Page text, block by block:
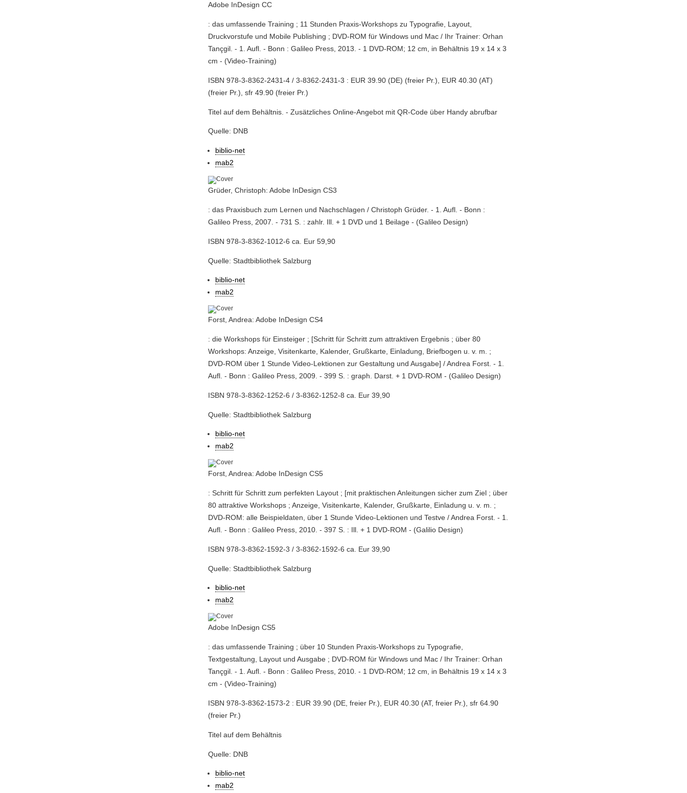
Adobe InDesign CC
: das umfassende Training ; 11 Stunden Praxis-Workshops zu Typografie, Layout,
Druckvorstufe und Mobile Publishing ; DVD-ROM für Windows und Mac / Ihr Trainer: Orhan
Tançgil. - 1. Aufl. - Bonn : Galileo Press, 2013. - 1 DVD-ROM; 12 cm, in Behältnis 19 x 14 x 3
cm - (Video-Training)
ISBN 978-3-8362-2431-4 / 3-8362-2431-3 : EUR 39.90 (DE) (freier Pr.), EUR 40.30 (AT)
(freier Pr.), sfr 49.90 (freier Pr.)
Titel auf dem Behältnis. - Zusätzliches Online-Angebot mit QR-Code über Handy abrufbar
Quelle: DNB
biblio-net
mab2
Grüder, Christoph: Adobe InDesign CS3
: das Praxisbuch zum Lernen und Nachschlagen / Christoph Grüder. - 1. Aufl. - Bonn :
Galileo Press, 2007. - 731 S. : zahlr. Ill. + 1 DVD und 1 Beilage - (Galileo Design)
ISBN 978-3-8362-1012-6 ca. Eur 59,90
Quelle: Stadtbibliothek Salzburg
biblio-net
mab2
Forst, Andrea: Adobe InDesign CS4
: die Workshops für Einsteiger ; [Schritt für Schritt zum attraktiven Ergebnis ; über 80
Workshops: Anzeige, Visitenkarte, Kalender, Grußkarte, Einladung, Briefbogen u. v. m. ;
DVD-ROM über 1 Stunde Video-Lektionen zur Gestaltung und Ausgabe] / Andrea Forst. - 1.
Aufl. - Bonn : Galileo Press, 2009. - 399 S. : graph. Darst. + 1 DVD-ROM - (Galileo Design)
ISBN 978-3-8362-1252-6 / 3-8362-1252-8 ca. Eur 39,90
Quelle: Stadtbibliothek Salzburg
biblio-net
mab2
Forst, Andrea: Adobe InDesign CS5
: Schritt für Schritt zum perfekten Layout ; [mit praktischen Anleitungen sicher zum Ziel ; über
80 attraktive Workshops ; Anzeige, Visitenkarte, Kalender, Grußkarte, Einladung u. v. m. ;
DVD-ROM: alle Beispieldaten, über 1 Stunde Video-Lektionen und Testve / Andrea Forst. - 1.
Aufl. - Bonn : Galileo Press, 2010. - 397 S. : Ill. + 1 DVD-ROM - (Galilio Design)
ISBN 978-3-8362-1592-3 / 3-8362-1592-6 ca. Eur 39,90
Quelle: Stadtbibliothek Salzburg
biblio-net
mab2
Adobe InDesign CS5
: das umfassende Training ; über 10 Stunden Praxis-Workshops zu Typografie,
Textgestaltung, Layout und Ausgabe ; DVD-ROM für Windows und Mac / Ihr Trainer: Orhan
Tançgil. - 1. Aufl. - Bonn : Galileo Press, 2010. - 1 DVD-ROM; 12 cm, in Behältnis 19 x 14 x 3
cm - (Video-Training)
ISBN 978-3-8362-1573-2 : EUR 39.90 (DE, freier Pr.), EUR 40.30 (AT, freier Pr.), sfr 64.90
(freier Pr.)
Titel auf dem Behältnis
Quelle: DNB
biblio-net
mab2